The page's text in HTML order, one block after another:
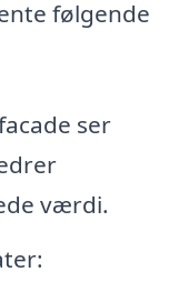
følgende
ser
værdi.